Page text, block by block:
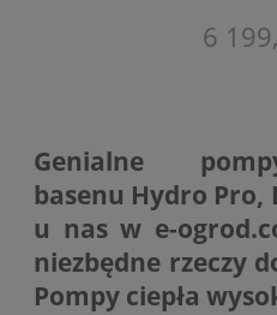
6
Genialne
basenu Hydro Pro,
u nas w e-
niezbędne rzeczy
Pompy ciepła